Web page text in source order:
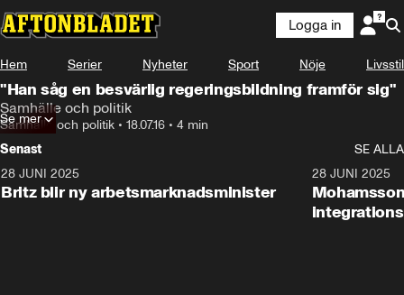
Logga in
Hem Serier Nyheter Sport Nöje Livsstil
"Han såg en besvärlig regeringsbildning framför sig"
Samhälle och politik
Samhälle och politik • 18.07.16 • 4 min
Se mer
Senast
SE ALLA
28 JUNI 2025
Britz blir ny arbetsmarknadsminister
28 JUNI 2025